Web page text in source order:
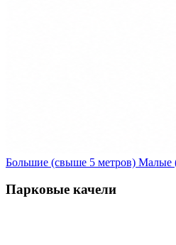
Большие (свыше 5 метров) Малые
Парковые качели